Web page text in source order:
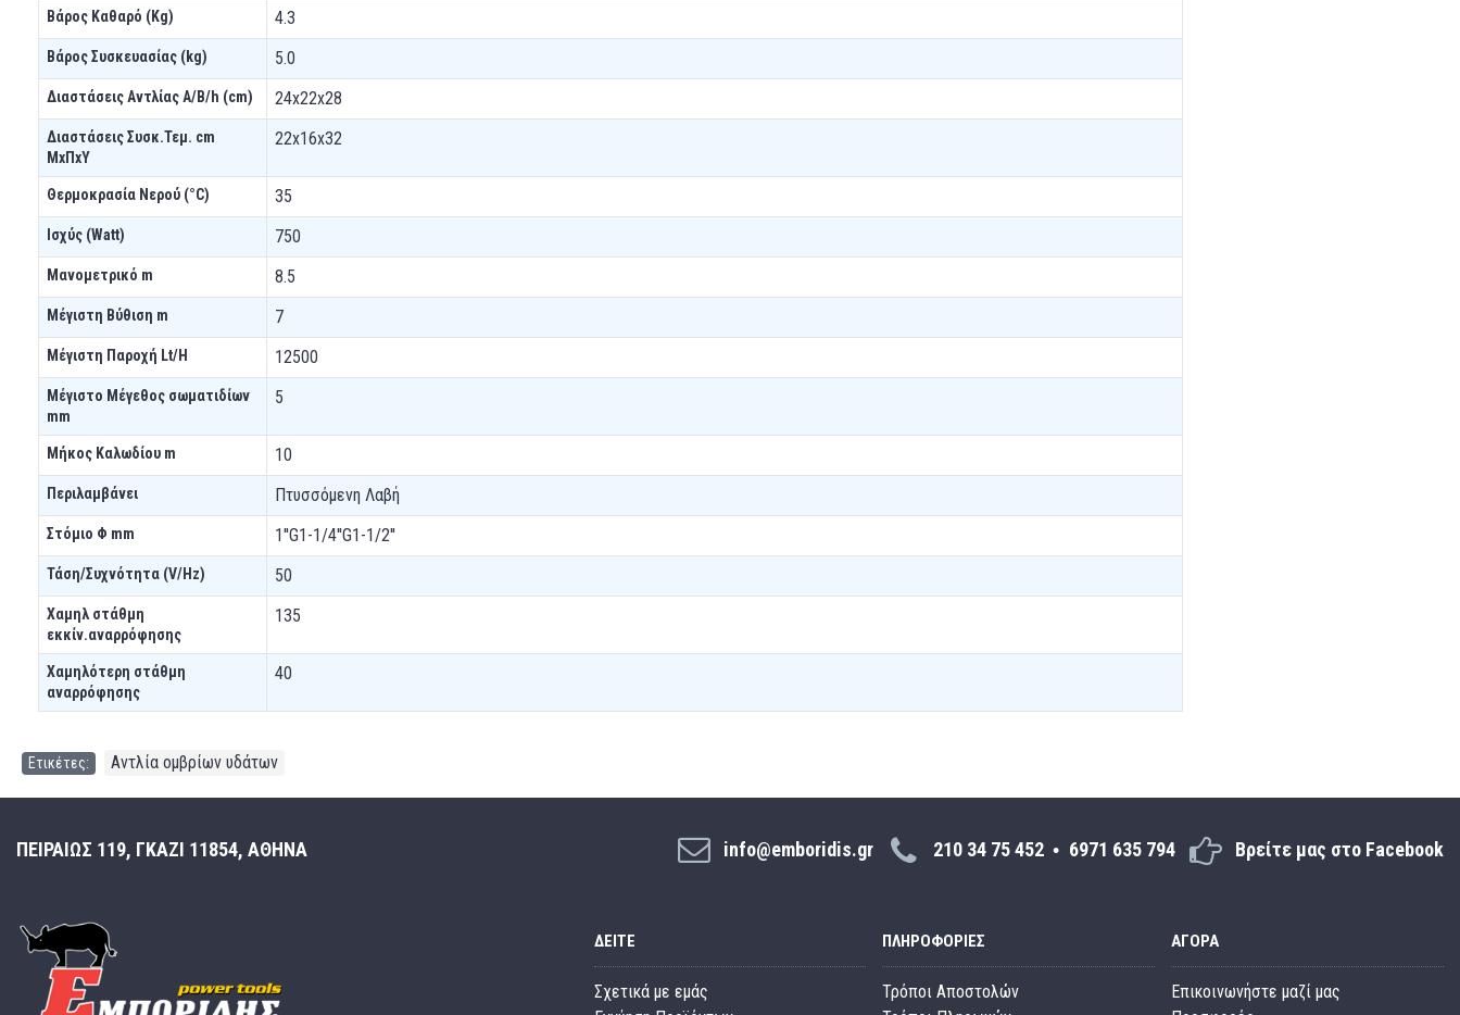
Βάρος Καθαρό (Kg) 4.3
Βάρος Συσκευασίας (kg) 5.0
Διαστάσεις Αντλίας A/B/h (cm) 24x22x28
Διαστάσεις Συσκ.Τεμ. cm
ΜxΠxΥ
22x16x32
Θερμοκρασία Νερού (°C) 35
Ισχύς (Watt) 750
Μανομετρικό m 8.5
Μέγιστη Βύθιση m 7
Μέγιστη Παροχή Lt/H 12500
Μέγιστο Μέγεθος σωματιδίων
mm
5
Μήκος Καλωδίου m 10
Περιλαμβάνει Πτυσσόμενη Λαβή
Στόμιο Φ mm 1''G1-1/4''G1-1/2''
Τάση/Συχνότητα (V/Hz) 50
Χαμηλ στάθμη
εκκίν.αναρρόφησης
135
Χαμηλότερη στάθμη
αναρρόφησης
40
Ετικέτες: Αντλία ομβρίων υδάτων
ΠΕΙΡΑΙΩΣ 119, ΓΚΑΖΙ 11854, ΑΘΗΝΑ info@emboridis.gr 210 34 75 452 6971 635 794 Βρείτε μας στο Facebook
ΔΕΊΤΕ
Σχετικά με εμάς
ΠΛΗΡΟΦΟΡΊΕΣ
Τρόποι Αποστολών
ΑΓΟΡΆ
Επικοινωνήστε μαζί μας